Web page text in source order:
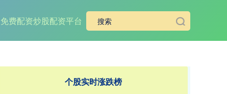
免费配资炒股配资平台
个股实时涨跌榜